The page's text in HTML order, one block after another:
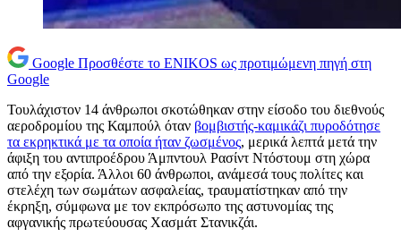
Google Προσθέστε το ENIKOS ως προτιμώμενη πηγή στη
Google
Τουλάχιστον 14 άνθρωποι σκοτώθηκαν στην είσοδο του διεθνούς
αεροδρομίου της Καμπούλ όταν βομβιστής-καμικάζι πυροδότησε
τα εκρηκτικά με τα οποία ήταν ζωσμένος, μερικά λεπτά μετά την
άφιξη του αντιπροέδρου Άμπντουλ Ρασίντ Ντόστουμ στη χώρα
από την εξορία. Άλλοι 60 άνθρωποι, ανάμεσά τους πολίτες και
στελέχη των σωμάτων ασφαλείας, τραυματίστηκαν από την
έκρηξη, σύμφωνα με τον εκπρόσωπο της αστυνομίας της
αφγανικής πρωτεύουσας Χασμάτ Στανικζάι.